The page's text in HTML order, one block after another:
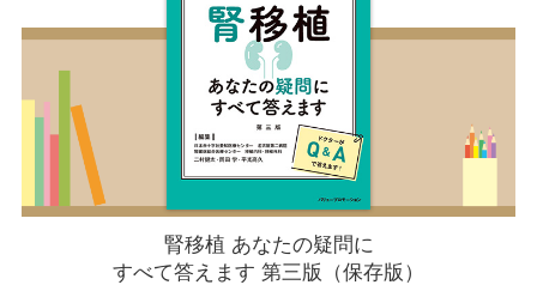
腎移植 あなたの疑問に
すべて答えます 第三版（保存版）